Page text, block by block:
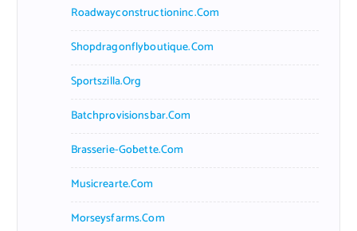
Roadwayconstructioninc.com
Shopdragonflyboutique.com
Sportszilla.org
Batchprovisionsbar.com
Brasserie-Gobette.com
Musicrearte.com
Morseysfarms.com